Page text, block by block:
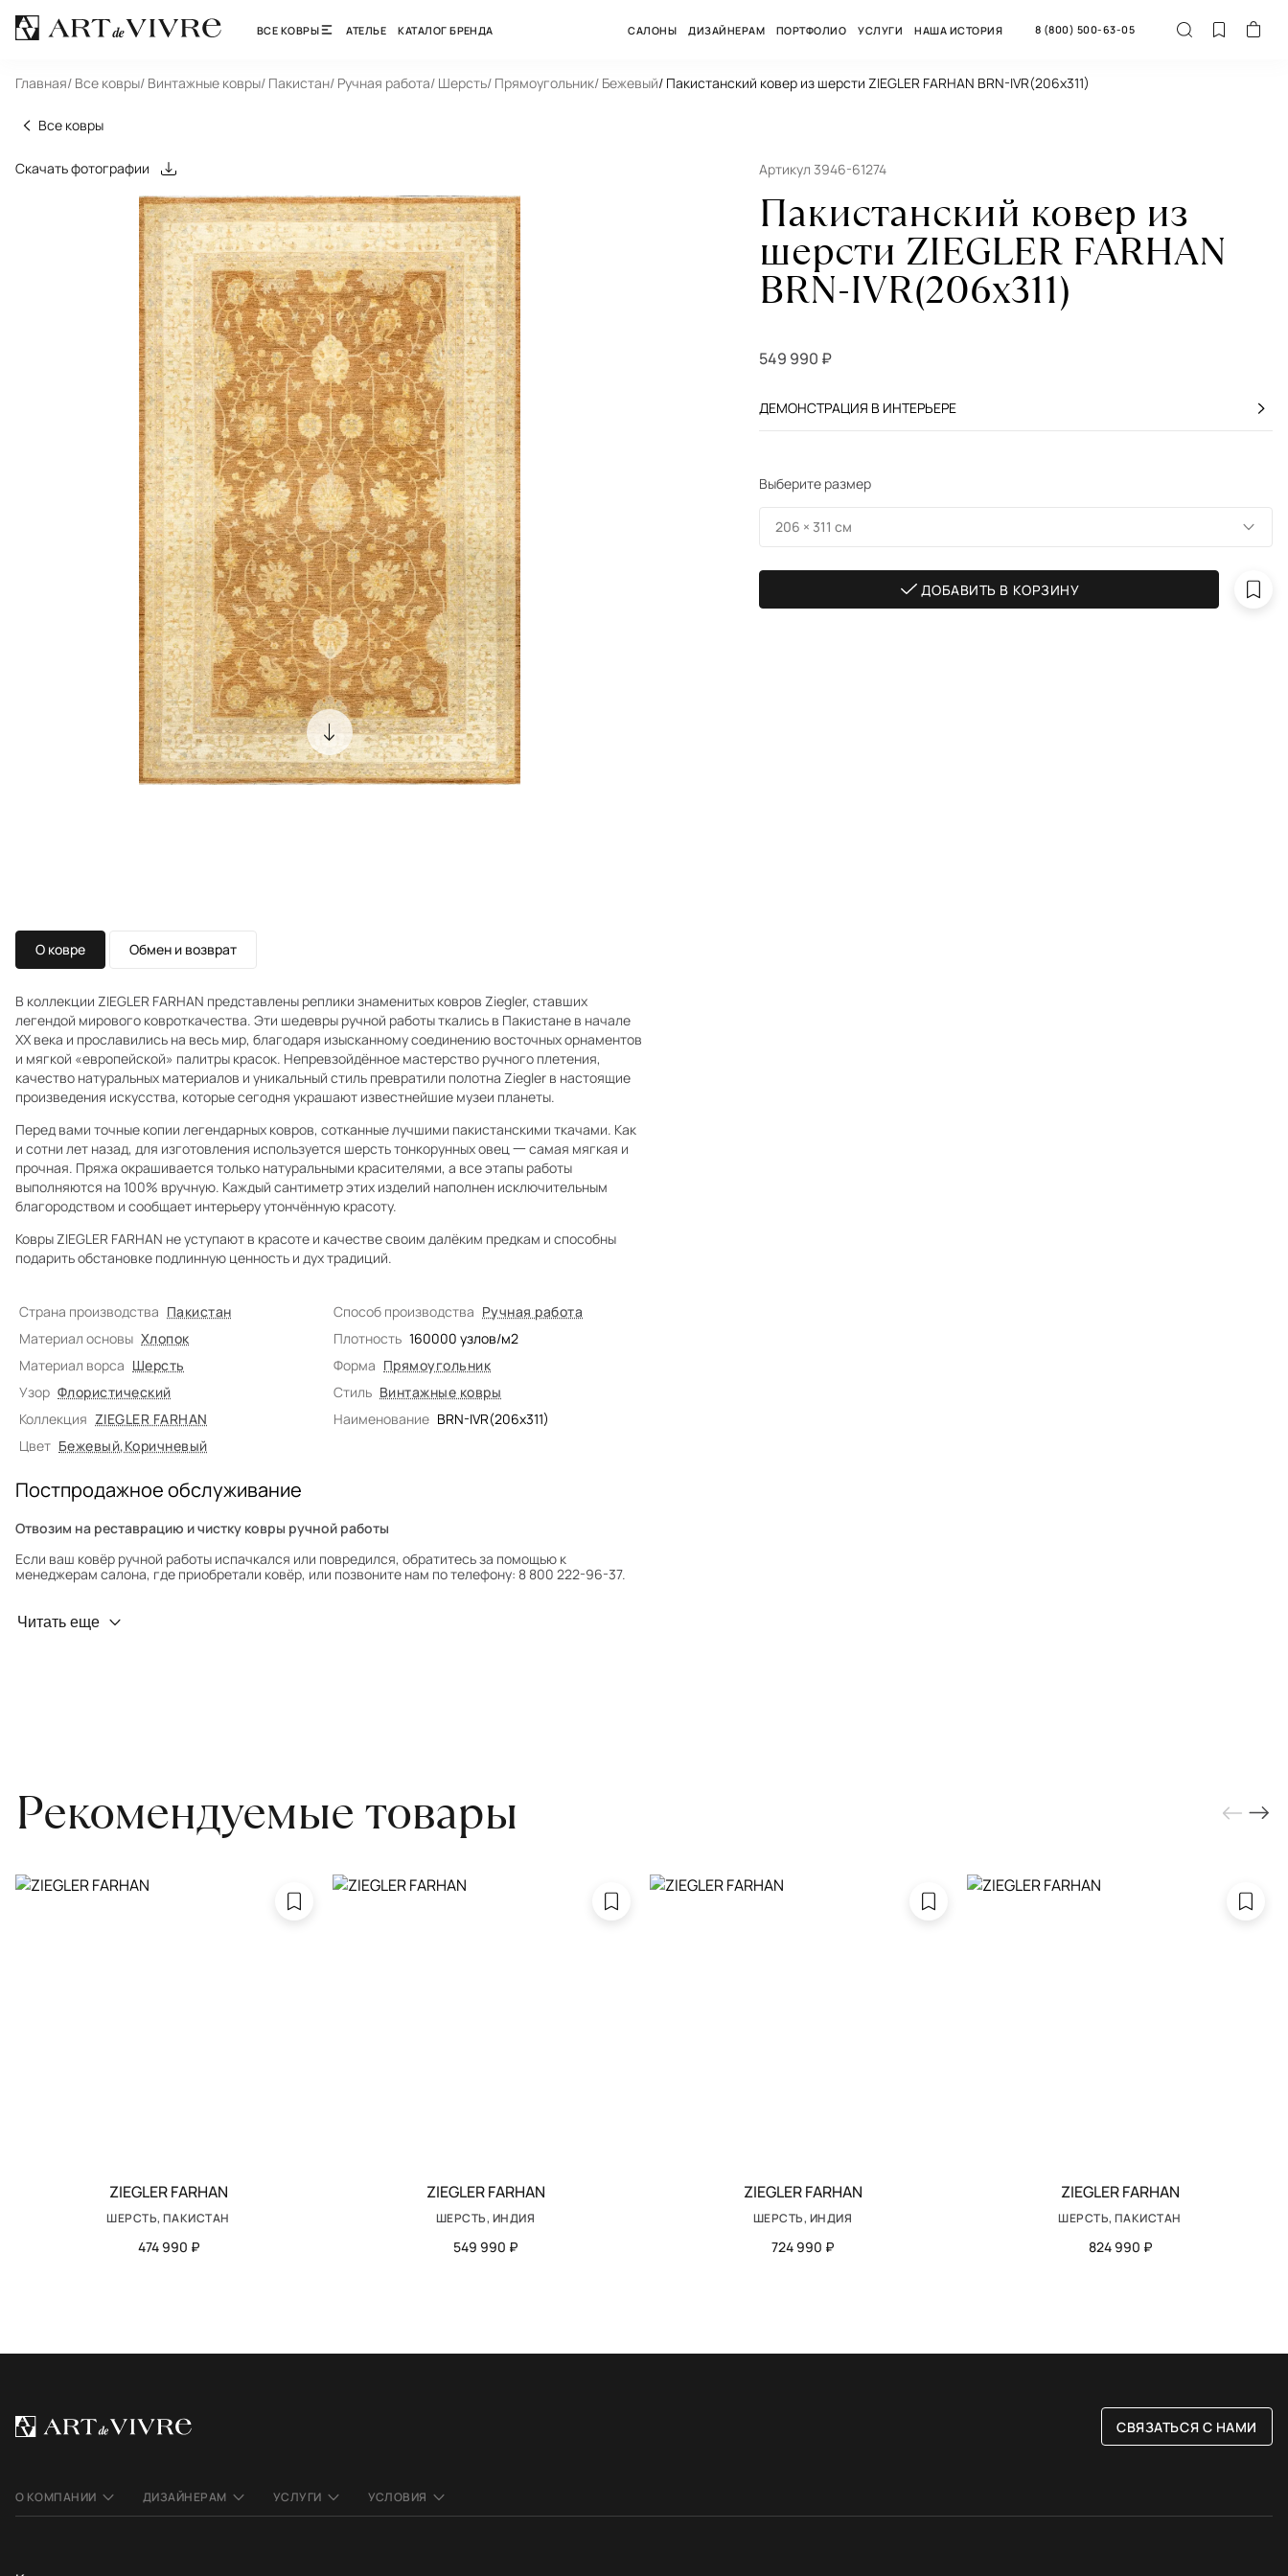
ВСЕ КОВРЫ АТЕЛЬЕ КАТАЛОГ БРЕНДА САЛОНЫ ДИЗАЙНЕРАМ ПОРТФОЛИО УСЛУГИ НАША ИСТОРИЯ 8 (800) 500-63-05
Главная/ Все ковры/ Винтажные ковры/ Пакистан/ Ручная работа/ Шерсть/ Прямоугольник/ Бежевый/ Пакистанский ковер из шерсти ZIEGLER FARHAN BRN-IVR(206x311)
Все ковры
Скачать фотографии
О ковре Обмен и возврат
В коллекции ZIEGLER FARHAN представлены реплики знаменитых ковров Ziegler, ставших
легендой мирового ковроткачества. Эти шедевры ручной работы ткались в Пакистане в начале
XX века и прославились на весь мир, благодаря изысканному соединению восточных орнаментов
и мягкой «европейской» палитры красок. Непревзойдённое мастерство ручного плетения,
качество натуральных материалов и уникальный стиль превратили полотна Ziegler в настоящие
произведения искусства, которые сегодня украшают известнейшие музеи планеты.
Перед вами точные копии легендарных ковров, сотканные лучшими пакистанскими ткачами. Как
и сотни лет назад, для изготовления используется шерсть тонкорунных овец 一 самая мягкая и
прочная. Пряжа окрашивается только натуральными красителями, а все этапы работы
выполняются на 100% вручную. Каждый сантиметр этих изделий наполнен исключительным
благородством и сообщает интерьеру утончённую красоту.
Ковры ZIEGLER FARHAN не уступают в красоте и качестве своим далёким предкам и способны
подарить обстановке подлинную ценность и дух традиций.
Страна производства Пакистан Способ производства Ручная работа
Материал основы Хлопок Плотность 160000 узлов/м2
Материал ворса Шерсть Форма Прямоугольник
Узор Флористический Стиль Винтажные ковры
Коллекция ZIEGLER FARHAN Наименование BRN-IVR(206x311)
Цвет Бежевый,Коричневый
Постпродажное обслуживание
Отвозим на реставрацию и чистку ковры ручной работы
Если ваш ковёр ручной работы испачкался или повредился, обратитесь за помощью к
менеджерам салона, где приобретали ковёр, или позвоните нам по телефону: 8 800 222-96-37.
Профилактика износа
Читать еще
Артикул 3946-61274
Пакистанский ковер из
шерсти ZIEGLER FARHAN
BRN-IVR(206x311)
549 990 ₽
ДЕМОНСТРАЦИЯ В ИНТЕРЬЕРЕ
Выберите размер
206 × 311 см
ДОБАВИТЬ В КОРЗИНУ
Рекомендуемые товары
ZIEGLER FARHAN
ШЕРСТЬ, ПАКИСТАН
474 990 ₽
ZIEGLER FARHAN
ШЕРСТЬ, ИНДИЯ
549 990 ₽
ZIEGLER FARHAN
ШЕРСТЬ, ИНДИЯ
724 990 ₽
ZIEGLER FARHAN
ШЕРСТЬ, ПАКИСТАН
824 990 ₽
СВЯЗАТЬСЯ С НАМИ
О КОМПАНИИ ДИЗАЙНЕРАМ УСЛУГИ УСЛОВИЯ